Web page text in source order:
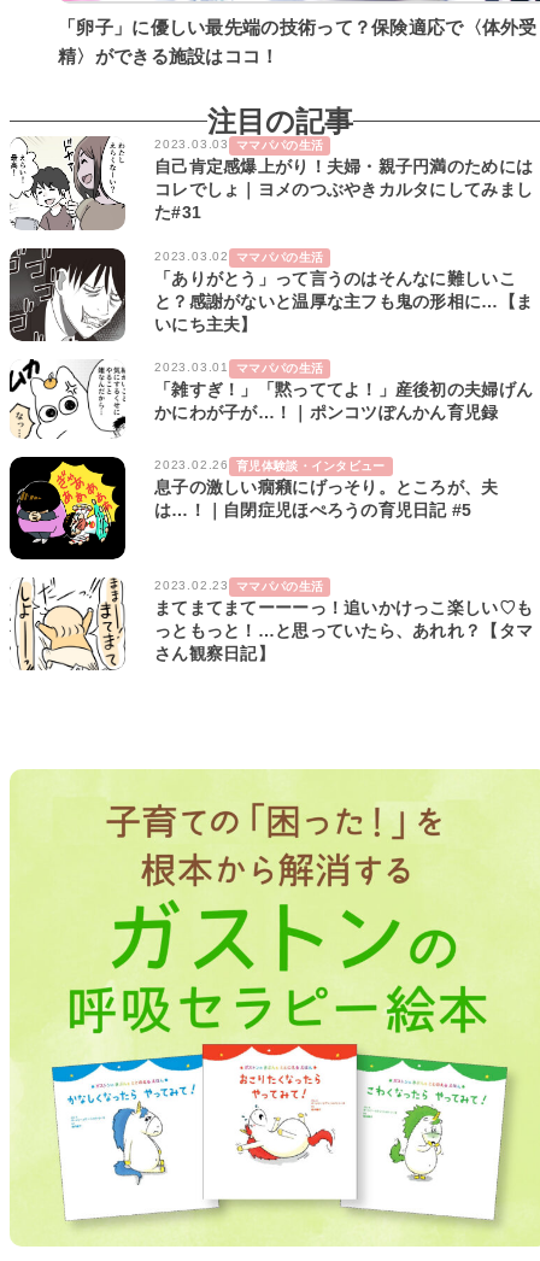
「卵子」に優しい最先端の技術って？保険適応で〈体外受
精〉ができる施設はココ！
注目の記事
2023.03.03 ママパパの生活
自己肯定感爆上がり！夫婦・親子円満のためには
コレでしょ｜ヨメのつぶやきカルタにしてみまし
た#31
2023.03.02 ママパパの生活
「ありがとう」って言うのはそんなに難しいこ
と？感謝がないと温厚な主フも鬼の形相に…【ま
いにち主夫】
2023.03.01 ママパパの生活
「雑すぎ！」「黙っててよ！」産後初の夫婦げん
かにわが子が…！｜ポンコツぽんかん育児録
2023.02.26 育児体験談・インタビュー
息子の激しい癇癪にげっそり。ところが、夫
は…！｜自閉症児ほぺろうの育児日記 #5
2023.02.23 ママパパの生活
まてまてまてーーーっ！追いかけっこ楽しい♡も
っともっと！…と思っていたら、あれれ？【タマ
さん観察日記】